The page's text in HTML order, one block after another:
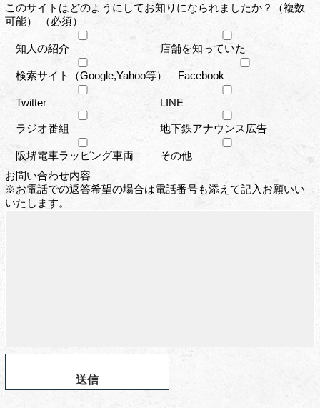
このサイトはどのようにしてお知りになられましたか？（複数
可能） （必須）
知人の紹介 店舗を知っていた
検索サイト（Google,Yahoo等） Facebook
Twitter LINE
ラジオ番組 地下鉄アナウンス広告
阪堺電車ラッピング車両
その他
お問い合わせ内容
※お電話での返答希望の場合は電話番号も添えて記入お願いい
いたします。